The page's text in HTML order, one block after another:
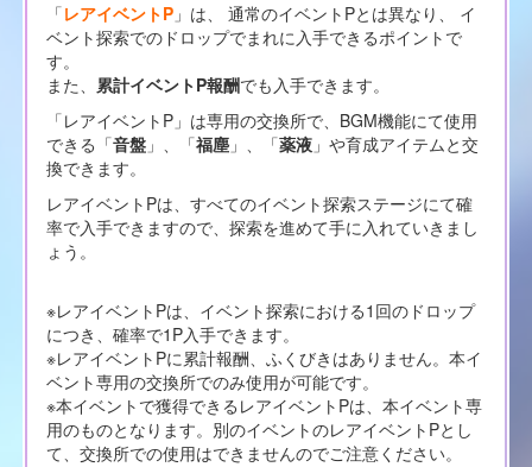
「レアイベントP」は、 通常のイベントPとは異なり、 イ
ベント探索でのドロップでまれに入手できるポイントで
す。
また、 累計イベントP報酬でも入手できます。
「レアイベントP」は専用の交換所で、BGM機能にて使用
できる「音盤」、「福塵」、「薬液」や育成アイテムと交
換できます。
レアイベントPは、すべてのイベント探索ステージにて確
率で入手できますので、探索を進めて手に入れていきまし
ょう。
※レアイベントPは、イベント探索における1回のドロップ
につき、確率で1P入手できます。
※レアイベントPに累計報酬、ふくびきはありません。本イ
ベント専用の交換所でのみ使用が可能です。
※本イベントで獲得できるレアイベントPは、本イベント専
用のものとなります。別のイベントのレアイベントPとし
て、交換所での使用はできませんのでご注意ください。